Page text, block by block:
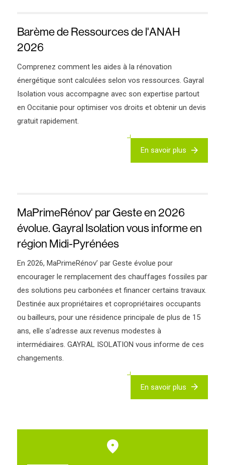
Barème de Ressources de l'ANAH
2026
Comprenez comment les aides à la rénovation
énergétique sont calculées selon vos ressources. Gayral
Isolation vous accompagne avec son expertise partout
en Occitanie pour optimiser vos droits et obtenir un devis
gratuit rapidement.
En savoir plus
MaPrimeRénov' par Geste en 2026
évolue. Gayral Isolation vous informe en
région Midi-Pyrénées
En 2026, MaPrimeRénov’ par Geste évolue pour
encourager le remplacement des chauffages fossiles par
des solutions peu carbonées et financer certains travaux.
Destinée aux propriétaires et copropriétaires occupants
ou bailleurs, pour une résidence principale de plus de 15
ans, elle s’adresse aux revenus modestes à
intermédiaires. GAYRAL ISOLATION vous informe de ces
changements.
En savoir plus